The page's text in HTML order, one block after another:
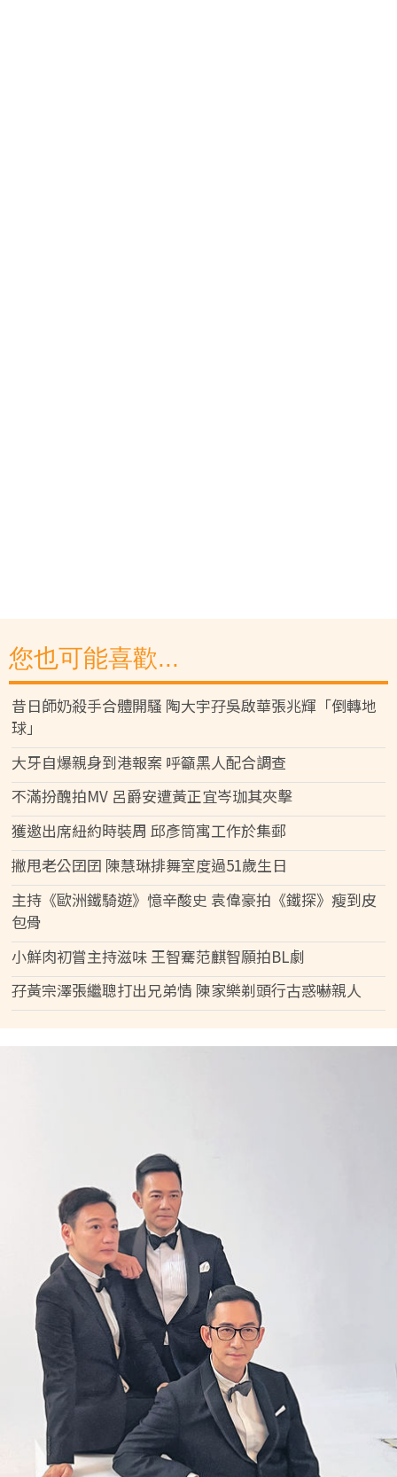
您也可能喜歡...
昔日師奶殺手合體開騷 陶大宇孖吳啟華張兆輝「倒轉地
球」
大牙自爆親身到港報案 呼籲黑人配合調查
不滿扮醜拍MV 呂爵安遭黃正宜岑珈其夾擊
獲邀出席紐約時裝周 邱彥筒寓工作於集郵
撇甩老公囝囝 陳慧琳排舞室度過51歲生日
主持《歐洲鐵騎遊》憶辛酸史 袁偉豪拍《鐵探》瘦到皮
包骨
小鮮肉初嘗主持滋味 王智騫范麒智願拍BL劇
孖黃宗澤張繼聰打出兄弟情 陳家樂剃頭行古惑嚇親人